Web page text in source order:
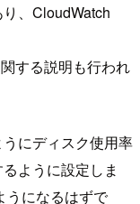
、CloudWatch
する説明も行われ
にディスク使用率
ように設定しま
うになるはずで